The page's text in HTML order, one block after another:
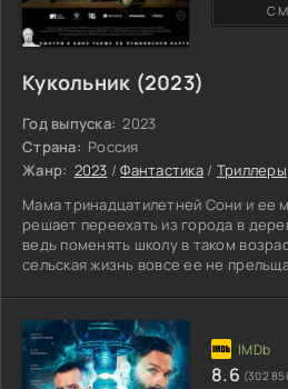
Кукольник (2023)
Год выпуска: 2023
Страна: Россия
Жанр: 2023 /Фантастика / Триллеры
Мама тринадцатилетней Сони и ее
решает переехать из города в
ведь поменять школу в таком
сельская жизнь вовсе ее не
рассказывают девочке местную
одиноком мужчине, который
имел горб на спине и постоянно
итоге изгой начал вырезать себе
8.6 (302